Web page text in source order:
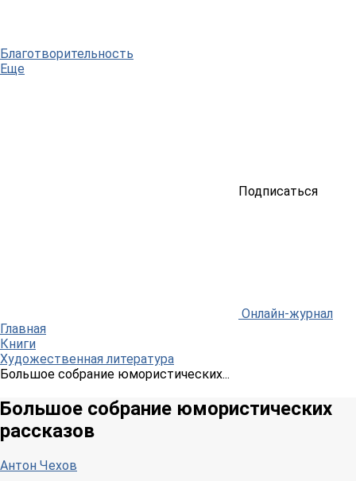
Благотворительность
Еще
Подписаться
Онлайн-журнал
Главная
Книги
Художественная литература
Большое собрание юмористических...
Большое собрание юмористических
рассказов
Антон Чехов